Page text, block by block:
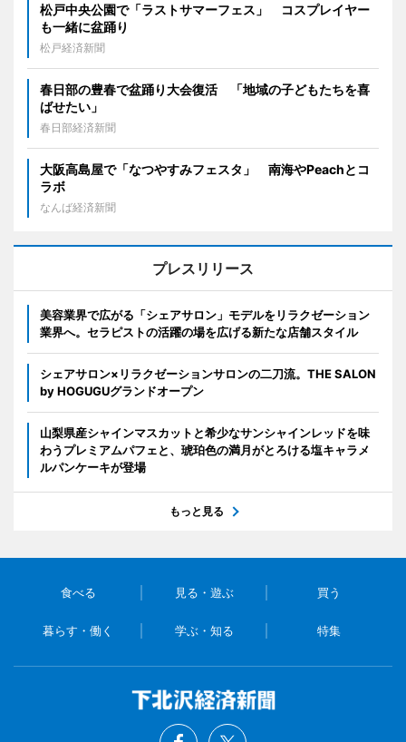
松戸中央公園で「ラストサマーフェス」 コスプレイヤー
も一緒に盆踊り
松戸経済新聞
春日部の豊春で盆踊り大会復活 「地域の子どもたちを喜
ばせたい」
春日部経済新聞
大阪高島屋で「なつやすみフェスタ」 南海やPeachとコ
ラボ
なんば経済新聞
プレスリリース
美容業界で広がる「シェアサロン」モデルをリラクゼーション
業界へ。セラピストの活躍の場を広げる新たな店舗スタイル
シェアサロン×リラクゼーションサロンの二刀流。THE SALON
by HOGUGUグランドオープン
山梨県産シャインマスカットと希少なサンシャインレッドを味
わうプレミアムパフェと、琥珀色の満月がとろける塩キャラメ
ルパンケーキが登場
もっと見る
食べる 見る・遊ぶ 買う
暮らす・働く 学ぶ・知る 特集